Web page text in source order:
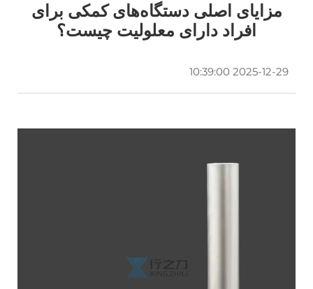
مزایای اصلی دستگاه‌های کمکی برای
افراد دارای معلولیت چیست؟
2025-12-29 10:39:00